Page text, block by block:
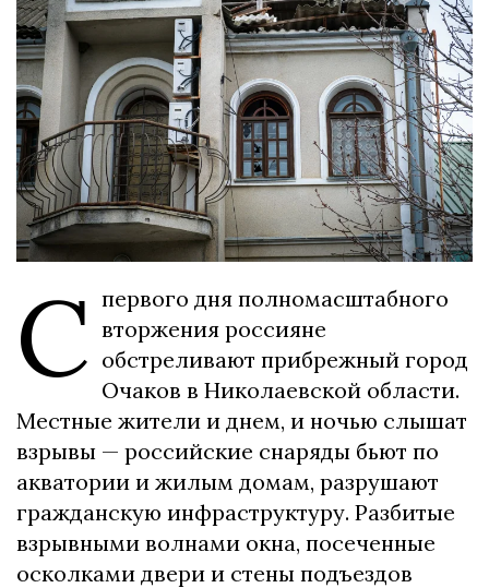
С первого дня полномасштабного
вторжения россияне
обстреливают прибрежный город
Очаков в Николаевской области.
Местные жители и днем, и ночью слышат
взрывы — российские снаряды бьют по
акватории и жилым домам, разрушают
гражданскую инфраструктуру. Разбитые
взрывными волнами окна, посеченные
осколками двери и стены подъездов